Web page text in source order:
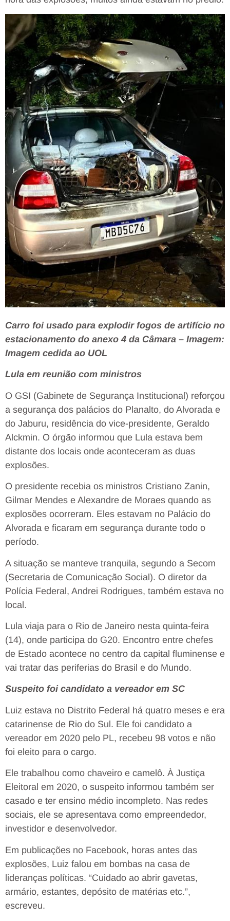
Carro foi usado para explodir fogos de artifício no
estacionamento do anexo 4 da Câmara – Imagem:
Imagem cedida ao UOL
Lula em reunião com ministros
O GSI (Gabinete de Segurança Institucional) reforçou
a segurança dos palácios do Planalto, do Alvorada e
do Jaburu, residência do vice-presidente, Geraldo
Alckmin. O órgão informou que Lula estava bem
distante dos locais onde aconteceram as duas
explosões.
O presidente recebia os ministros Cristiano Zanin,
Gilmar Mendes e Alexandre de Moraes quando as
explosões ocorreram. Eles estavam no Palácio do
Alvorada e ficaram em segurança durante todo o
período.
A situação se manteve tranquila, segundo a Secom
(Secretaria de Comunicação Social). O diretor da
Polícia Federal, Andrei Rodrigues, também estava no
local.
Lula viaja para o Rio de Janeiro nesta quinta-feira
(14), onde participa do G20. Encontro entre chefes
de Estado acontece no centro da capital fluminense e
vai tratar das periferias do Brasil e do Mundo.
Suspeito foi candidato a vereador em SC
Luiz estava no Distrito Federal há quatro meses e era
catarinense de Rio do Sul. Ele foi candidato a
vereador em 2020 pelo PL, recebeu 98 votos e não
foi eleito para o cargo.
Ele trabalhou como chaveiro e camelô. À Justiça
Eleitoral em 2020, o suspeito informou também ser
casado e ter ensino médio incompleto. Nas redes
sociais, ele se apresentava como empreendedor,
investidor e desenvolvedor.
Em publicações no Facebook, horas antes das
explosões, Luiz falou em bombas na casa de
lideranças políticas. “Cuidado ao abrir gavetas,
armário, estantes, depósito de matérias etc.”,
escreveu.